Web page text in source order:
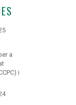
a
i